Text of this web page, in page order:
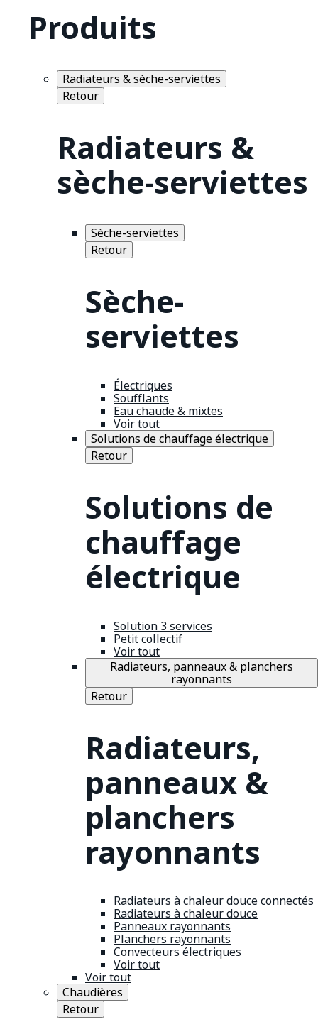
Produits
Radiateurs & sèche-serviettes
Retour
Radiateurs &
sèche-serviettes
Sèche-serviettes
Retour
Sèche-
serviettes
Électriques
Soufflants
Eau chaude & mixtes
Voir tout
Solutions de chauffage électrique
Retour
Solutions de
chauffage
électrique
Solution 3 services
Petit collectif
Voir tout
Radiateurs, panneaux & planchers
rayonnants
Retour
Radiateurs,
panneaux &
planchers
rayonnants
Radiateurs à chaleur douce connectés
Radiateurs à chaleur douce
Panneaux rayonnants
Planchers rayonnants
Convecteurs électriques
Voir tout
Voir tout
Chaudières
Retour